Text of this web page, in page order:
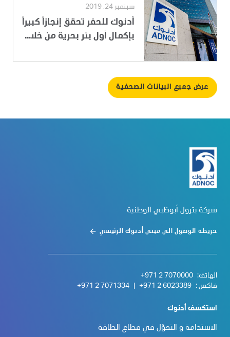
سبتمبر 24, 2019
أدنوك للحفر تحقق إنجازاً كبيراً
بإكمال أول بئر بحرية من خلا...
عرض جميع البيانات الصحفية
شركة بترول أبوظبي الوطنية
خريطة الوصول الى مبنى أدنوك الرئيسي
الهاتف: +971 2 7070000
فاكس : +971 2 6023389
+971 2 7071334
استكشف أدنوك
الاستدامة و التحوّل في قطاع الطاقة